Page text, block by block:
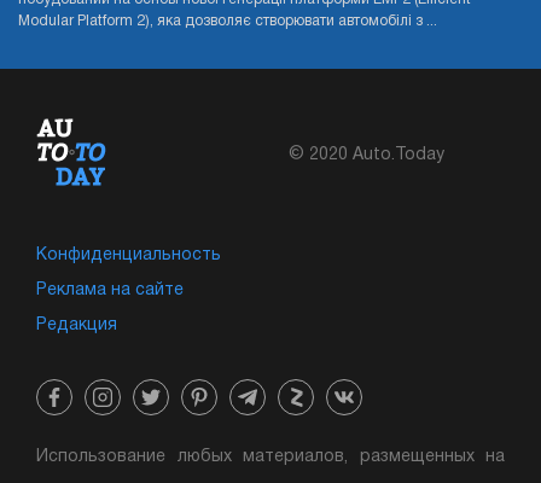
Modular Platform 2), яка дозволяє створювати автомобілі з ...
© 2020 Auto.Today
Конфиденциальность
Реклама на сайте
Редакция
Использование любых материалов, размещенных на